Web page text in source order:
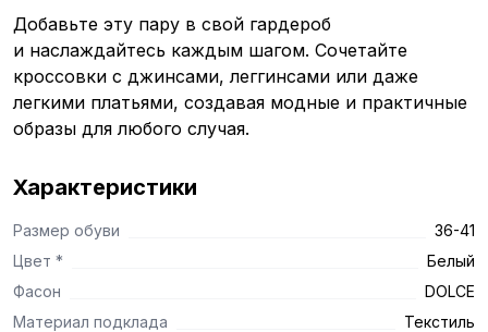
Добавьте эту пару в свой гардероб
и наслаждайтесь каждым шагом. Сочетайте
кроссовки с джинсами, леггинсами или даже
легкими платьями, создавая модные и практичные
образы для любого случая.
Характеристики
Размер обуви
36-41
Цвет *
Белый
Фасон
DOLCE
Материал подклада
Текстиль